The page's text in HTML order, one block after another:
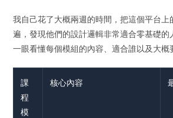
我自己花了大概兩週的時間，把這個平台
遍，發現他們的設計邏輯非常適合零基礎
一眼看懂每個模組的內容、適合誰以及大概
課
程
模
核心內容